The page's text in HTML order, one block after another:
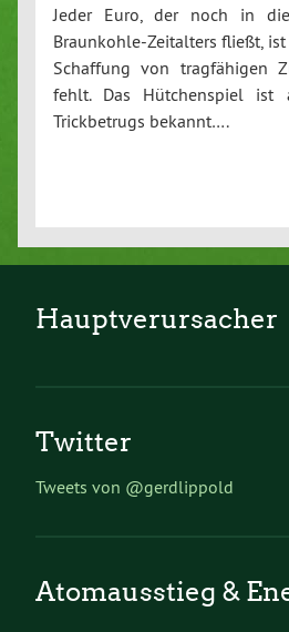
Jeder Euro, der noch in
Braunkohle-Zeitalters fließt,
Schaffung von tragfähigen
fehlt. Das Hütchenspiel ist
Trickbetrugs bekannt….
Hauptverursacher
Twitter
Tweets von @gerdlippold
Atomausstieg &